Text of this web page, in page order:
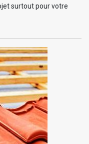
surtout pour votre